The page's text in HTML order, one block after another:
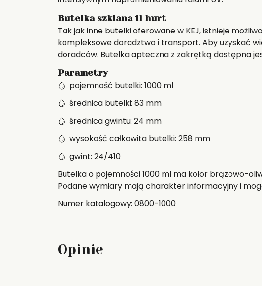
Butelka szklana 1l hurt
Tak jak inne butelki oferowane w KEJ, istnieje
kompleksowe doradztwo i transport. Aby uzyskać
doradców. Butelka apteczna z zakrętką dostępna
Parametry
pojemność butelki: 1000 ml
średnica butelki: 83 mm
średnica gwintu: 24 mm
wysokość całkowita butelki: 258 mm
gwint: 24/410
Butelka o pojemności 1000 ml ma kolor brązowo-
Podane wymiary mają charakter informacyjny i
Numer katalogowy: 0800-1000
Opinie